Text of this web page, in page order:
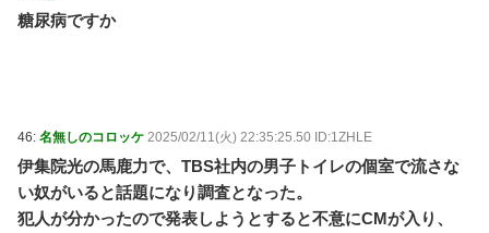
糖尿病ですか
46: 名無しのコロッケ 2025/02/11(火) 22:35:25.50 ID:1ZHLE
伊集院光の馬鹿力で、TBS社内の男子トイレの個室で流さな
い奴がいると話題になり調査となった。
犯人が分かったので発表しようとすると不意にCMが入り、